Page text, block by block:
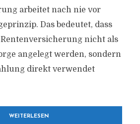
arbeitet nach nie vor
Das bedeutet, dass
nicht als
angelegt werden, sondern
direkt verwendet
WEITERLESEN